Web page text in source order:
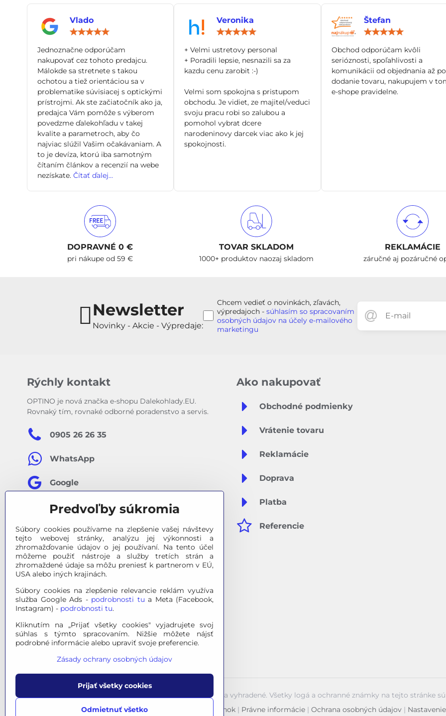
Vlado
Jednoznačne odporúčam
nakupovať cez tohoto predajcu.
Málokde sa stretnete s takou
ochotou a tiež orientáciou sa v
problematike súvisiacej s optickými
prístrojmi. Ak ste začiatočník ako ja,
predajca Vám pomôže s výberom
povedzme ďalekohľadu v takej
kvalite a parametroch, aby čo
najviac slúžil Vašim očakávaniam. A
to je devíza, ktorú iba samotným
čítaním článkov a recenzií na webe
nezískate. Čítať ďalej...
Veronika
+ Velmi ustretovy personal
+ Poradili lepsie, nesnazili sa za
kazdu cenu zarobit :-)
Velmi som spokojna s pristupom
obchodu. Je vidiet, ze majitel/veduci
svoju pracu robi so zalubou a
pomohol vybrat dcere
narodeninovy darcek viac ako k jej
spokojnosti.
Štefan
Obchod odporúčam kvôli
serióznosti, spoľahlivosti a
komunikácii od objednania až po
dodanie tovaru, nakupujem v
e-shope pravidelne.
DOPRAVNÉ 0 €
pri nákupe od 59 €
TOVAR SKLADOM
1000+ produktov naozaj skladom
REKLAMÁCIE
záručné aj pozáručné
Newsletter
Novinky - Akcie - Výpredaje:
Chcem vedieť o novinkách, zľavách,
výpredajoch -súhlasím so spracovaním
osobných údajov na účely e-mailového
marketingu
Rýchly kontakt
OPTINO je nová značka e-shopu Dalekohlady.EU.
Rovnaký tím, rovnaké odborné poradenstvo a servis.
0905 26 26 35
WhatsApp
Google
Facebook
Ako nakupovať
Obchodné podmienky
Vrátenie tovaru
Reklamácie
Doprava
Platba
Referencie
© 2026 OPTINO s.r.o., všetky práva vyhradené. Všetky logá a ochranné známky na tejto stránke
Mapa stránok| Právne informácie| Ochrana osobných údajov|
Predvoľby súkromia
Súbory cookies používame na zlepšenie vašej návštevy
tejto webovej stránky, analýzu jej výkonnosti a
zhromažďovanie údajov o jej používaní. Na tento účel
môžeme použiť nástroje a služby tretích strán a
zhromaždené údaje sa môžu preniesť k partnerom v EÚ,
USA alebo iných krajinách.
Súbory cookies na zlepšenie relevancie reklám využíva
služba Google Ads - podrobnosti tu a Meta (Facebook,
Instagram) - podrobnosti tu.
Kliknutím na „Prijať všetky cookies" vyjadrujete svoj
súhlas s týmto spracovaním. Nižšie môžete nájsť
podrobné informácie alebo upraviť svoje preferencie.
Zásady ochrany osobných údajov
Prijať všetky cookies
Odmietnuť všetko